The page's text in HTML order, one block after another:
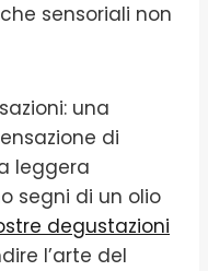
sensoriali non
una
di
leggera
segni di un olio
degustazioni
l’arte del